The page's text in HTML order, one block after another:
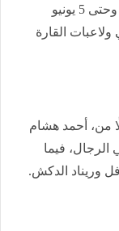
المقامة فى كوت ديفوار خلال الفترة من 1 وحتى 5 يونيو
القارة
من، أحمد هشام
فيما
وريناد الدكش.